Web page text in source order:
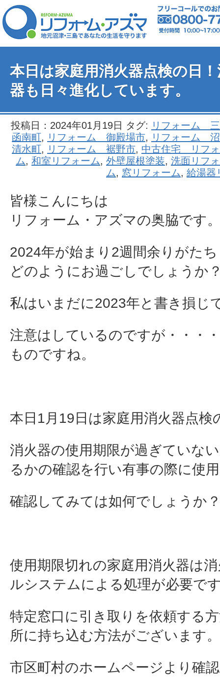
本日は家庭用消火器点検の日
器も日々進化しています。
投稿日：2024年01月19日 タグ: リフォーム
函南町, リフォーム 御殿場市, リフォーム
清水町, リフォーム 裾野市, 中古住宅 リフ
ム, 和室リフォーム, 外壁屋根塗装, 洗面リフ
ム, 窓リフォーム, 給湯器
皆様こんにちは
リフォーム・アズマの奥脇です
2024年が始まり2週間余りがた
どのようにお過ごしでしょうか
私はいまだに2023年と書き損じ
注意はしているのですが・・・
ものですね。
本日1月19日は家庭用消火器点検
消火器の使用期限が過ぎていな
るかの確認を行い有事の際に使
確認してみては如何でしょうか
使用期限切れの家庭用消火器は
ルシステムによる処理が必要で
特定窓口に引き取りを依頼する
所に持ち込む方法がございます。
市区町村のホームページより確